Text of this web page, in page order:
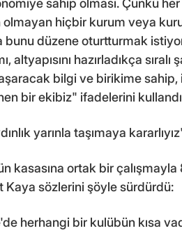
sahip olması. Çünkü
hiçbir kurum veya
bunu düzene oturtturmak
altyapısını hazırladıkça
bilgi ve birikime sahip,
bir ekibiz" ifadelerini
yarınla taşımaya
kasasına ortak bir
Kaya sözlerini şöyle sürdürdü:
herhangi bir kulübün kısa